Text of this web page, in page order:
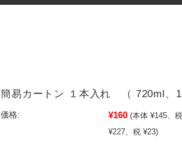
簡易カートン １本入れ （ 720ml、
価格: ¥160 (本体 ¥145、
¥227、税 ¥23)